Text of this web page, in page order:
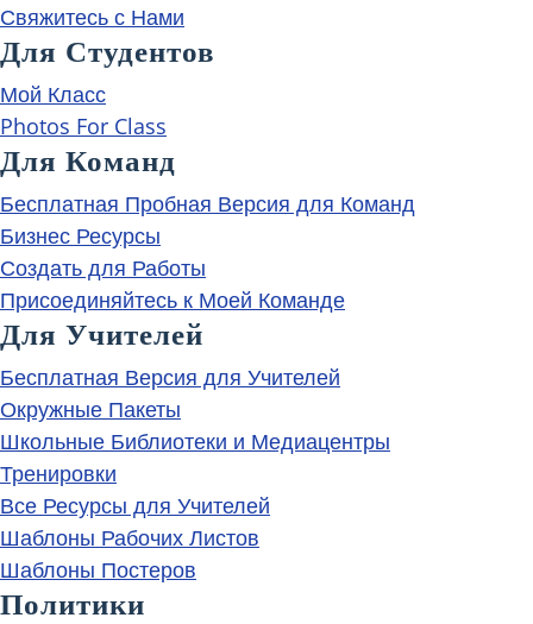
Свяжитесь с Нами
Для Студентов
Мой Класс
Photos For Class
Для Команд
Бесплатная Пробная Версия для Команд
Бизнес Ресурсы
Создать для Работы
Присоединяйтесь к Моей Команде
Для Учителей
Бесплатная Версия для Учителей
Окружные Пакеты
Школьные Библиотеки и Медиацентры
Тренировки
Все Ресурсы для Учителей
Шаблоны Рабочих Листов
Шаблоны Постеров
Политики